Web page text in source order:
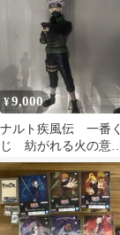
¥9,000
ナルト疾風伝 一番く
じ 紡がれる火の意志
C賞 はたけカカシ
（写輪眼ver.）